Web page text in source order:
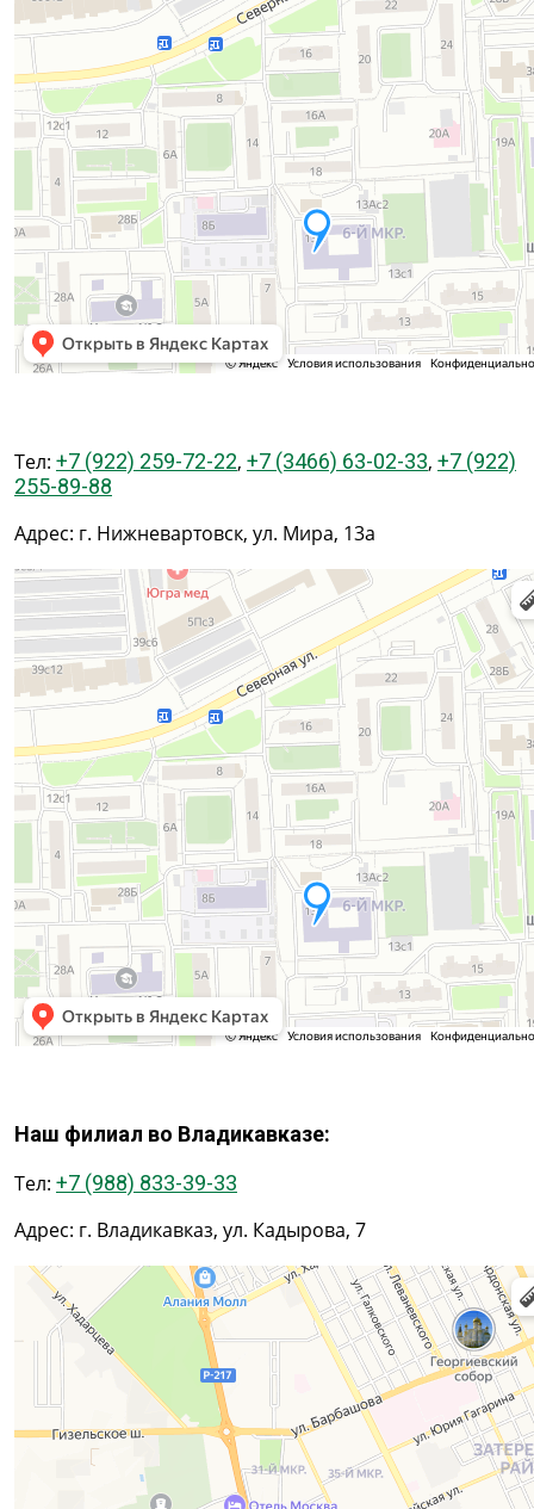
Тел: +7 (922) 259-72-22, +7 (3466) 63-02-33, +7 (922)
255-89-88
Адрес: г. Нижневартовск, ул. Мира, 13а
Наш филиал во Владикавказе:
Тел: +7 (988) 833-39-33
Адрес: г. Владикавказ, ул. Кадырова, 7